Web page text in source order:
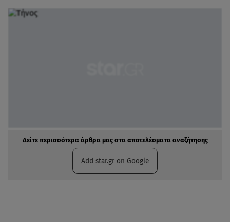
Δείτε περισσότερα άρθρα μας στα αποτελέσματα αναζήτησης
Add star.gr on Google